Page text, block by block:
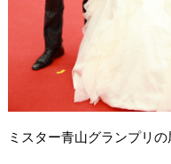
ミスター青山グランプリ